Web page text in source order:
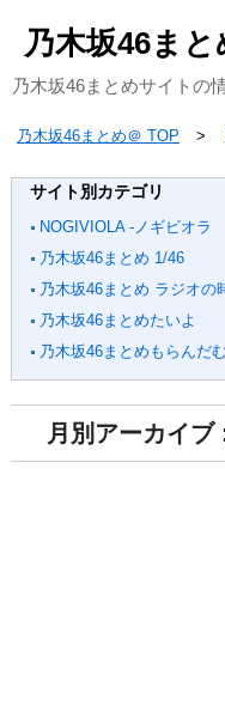
乃木坂46まと
乃木坂46まとめサイトの
乃木坂46まとめ＠ TOP
サイト別カテゴリ
NOGIVIOLA -ノギビオラ
乃木坂46まとめ 1/46
乃木坂46まとめ ラジオの
乃木坂46まとめたいよ
乃木坂46まとめもらんだ
月別アーカイ